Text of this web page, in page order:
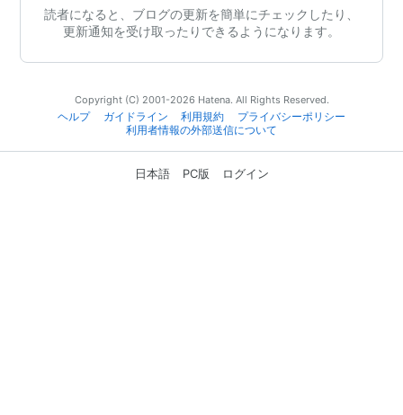
読者になると、ブログの更新を簡単にチェックしたり、
更新通知を受け取ったりできるようになります。
Copyright (C) 2001-2026 Hatena. All Rights Reserved.
ヘルプ
ガイドライン 利用規約
プライバシーポリシー
利用者情報の外部送信について
日本語 PC版 ログイン